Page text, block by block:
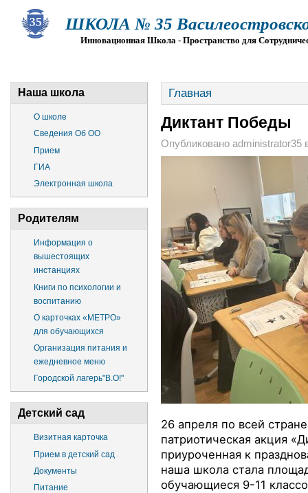
ШКОЛА № 35
Инновационная Школа - Пространство для
Наша школа
О школе
Сведения Об ОО
Прием
ГИА
Электронная школа
Родителям
Информация о
вышестоящих
инстанциях
Книги по психологии и
воспитанию
О карточках «МЕТРО»
для обучающихся
Организация питания и
ежедневное меню
Городской лагерь"В.О!"
Детский сад
Визитная карточка
Прием в детский сад
Документы
Питание
Главная
Диктант Победы
Опубликовано administrator35
26 апреля по всей
патриотическая акция
приуроченная к
наша школа стала
обучающиеся 9-11